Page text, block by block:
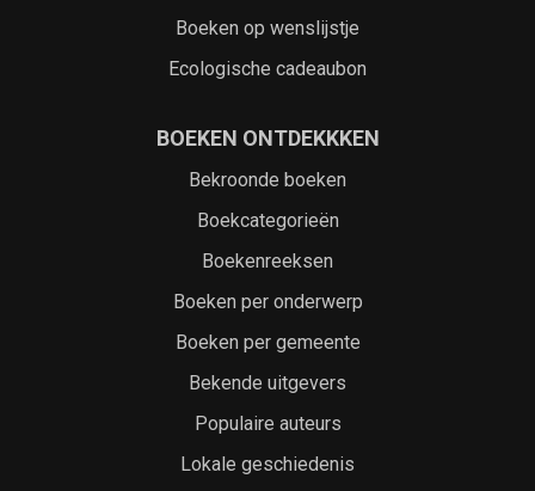
Boeken op wenslijstje
Ecologische cadeaubon
BOEKEN ONTDEKKKEN
Bekroonde boeken
Boekcategorieën
Boekenreeksen
Boeken per onderwerp
Boeken per gemeente
Bekende uitgevers
Populaire auteurs
Lokale geschiedenis